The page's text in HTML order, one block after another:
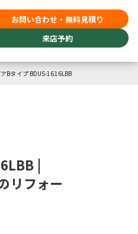
お問い合わせ・無料見積り
来店予約
Bタイプ BDUS-1616LBB
|
リフォー